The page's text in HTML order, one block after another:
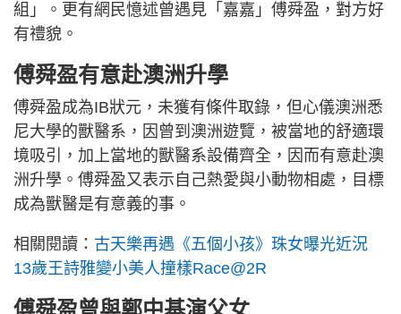
組」。更有網民憶述曾遇見「嘉嘉」傅舜盈，對方好
有禮貌。
傅舜盈有意赴澳洲升學
傅舜盈成為IB狀元，未獲有條件取錄，但心儀澳洲悉
尼大學的獸醫系，因曾到澳洲遊覽，被當地的舒適環
境吸引，加上當地的獸醫系設備齊全，因而有意赴澳
洲升學。傅舜盈又表示自己熱愛與小動物相處，目標
成為獸醫是有意義的事。
相關閱讀： 古天樂再遇《五個小孩》珠女曝光近況
13歲王詩雅變小美人撞樣Race@2R